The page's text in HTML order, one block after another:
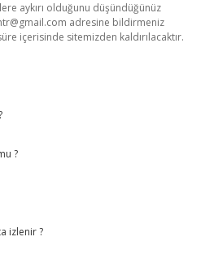
aykırı olduğunu düşündüğünüz
adresine bildirmeniz
içerisinde sitemizden kaldırılacaktır.
?
izlenir ?